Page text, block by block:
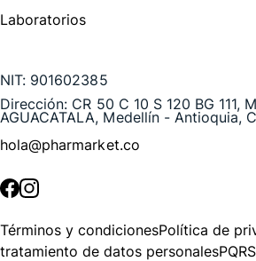
Laboratorios
NIT: 901602385
Dirección: CR 50 C 10 S 120 BG 111,
AGUACATALA, Medellín - Antioquia,
hola@pharmarket.co
Términos y condicionesPolítica de
tratamiento de datos personalesPQRS